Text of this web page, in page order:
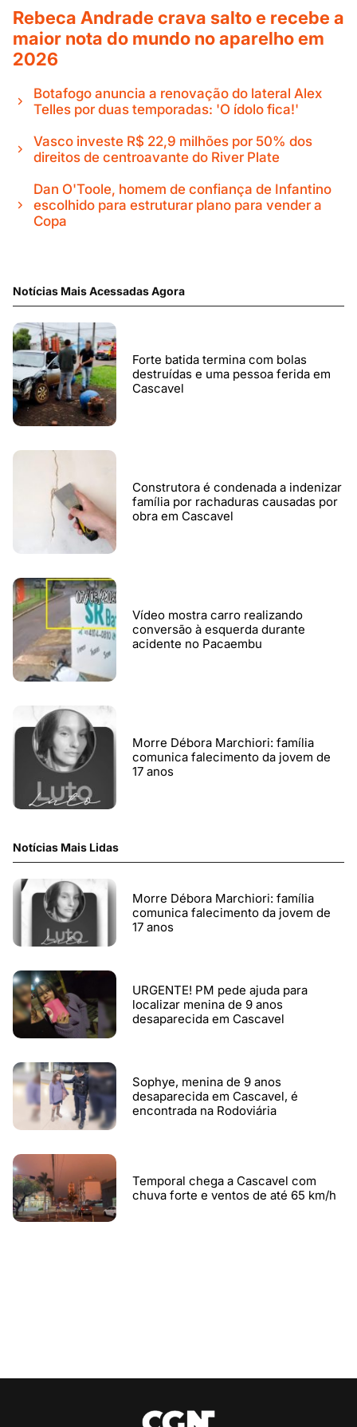
Rebeca Andrade crava salto e recebe a
maior nota do mundo no aparelho em
2026
Botafogo anuncia a renovação do lateral Alex
Telles por duas temporadas: 'O ídolo fica!'
Vasco investe R$ 22,9 milhões por 50% dos
direitos de centroavante do River Plate
Dan O'Toole, homem de confiança de Infantino
escolhido para estruturar plano para vender a
Copa
Notícias Mais Acessadas Agora
Forte batida termina com bolas
destruídas e uma pessoa ferida em
Cascavel
Construtora é condenada a indenizar
família por rachaduras causadas por
obra em Cascavel
Vídeo mostra carro realizando
conversão à esquerda durante
acidente no Pacaembu
Morre Débora Marchiori: família
comunica falecimento da jovem de
17 anos
Notícias Mais Lidas
Morre Débora Marchiori: família
comunica falecimento da jovem de
17 anos
URGENTE! PM pede ajuda para
localizar menina de 9 anos
desaparecida em Cascavel
Sophye, menina de 9 anos
desaparecida em Cascavel, é
encontrada na Rodoviária
Temporal chega a Cascavel com
chuva forte e ventos de até 65 km/h